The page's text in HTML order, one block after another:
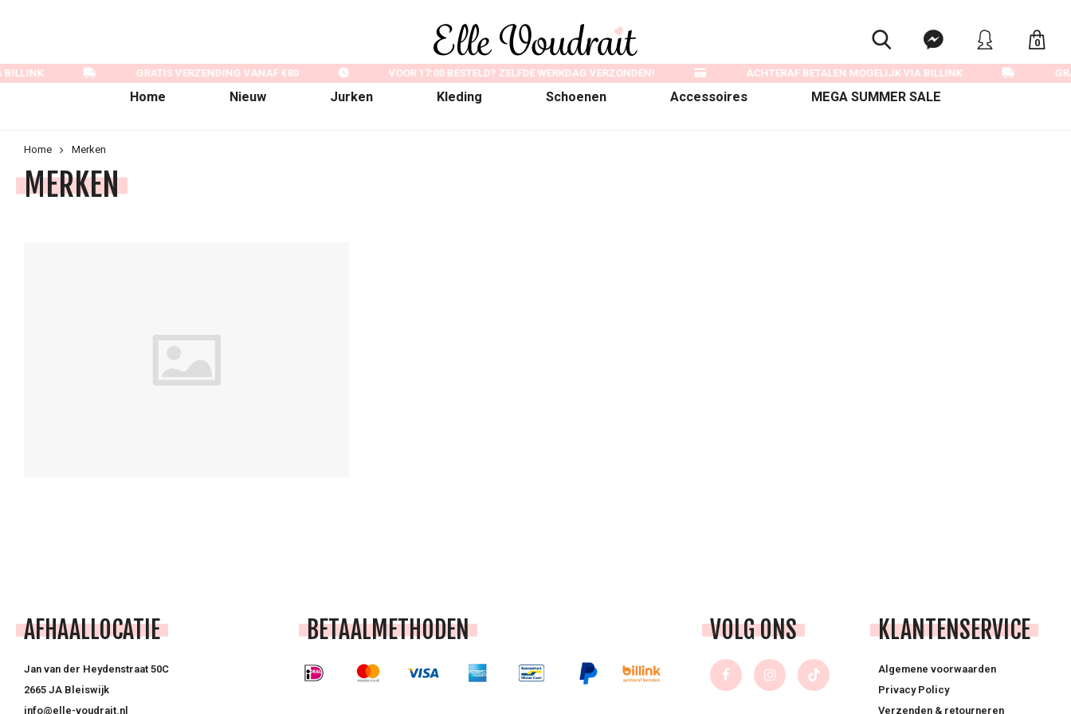
0
Home Nieuw Jurken Kleding Schoenen Accessoires MEGA SUMMER SALE
GRATIS VERZENDING VANAF €80 VOOR 17:00 BESTELD? ZELFDE WERKDAG VERZONDEN! ACHTERAF BETALEN MOGELIJK VIA BILLINK
Home Merken
MERKEN
AFHAALLOCATIE
Jan van der Heydenstraat 50C
2665 JA Bleiswijk
info@elle-voudrait.nl
BETAALMETHODEN VOLG ONS KLANTENSERVICE
Algemene voorwaarden
Privacy Policy
Verzenden & retourneren